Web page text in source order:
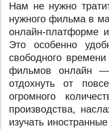
Нам не нужно
нужного фильма в
онлайн-платформе
Это особенно
свободного
фильмов онлайн —
отдохнуть от
огромного
производства,
изучать